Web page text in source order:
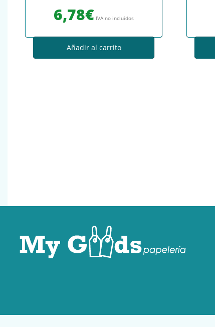
6,78€ IVA no incluidos
Añadir al carrito